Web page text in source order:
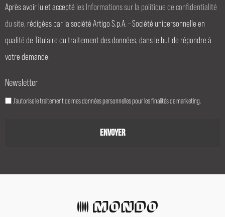
Après avoir lu et accepté les Informations sur la politique de confidentialité
du site, rédigées par la société Artigo S.p.A. – Société unipersonnelle en
qualité de Titulaire du traitement des données, dans le but de répondre à
votre demande.
Newsletter
J’autorise le traitement de mes données personnelles pour les finalités de marketing.